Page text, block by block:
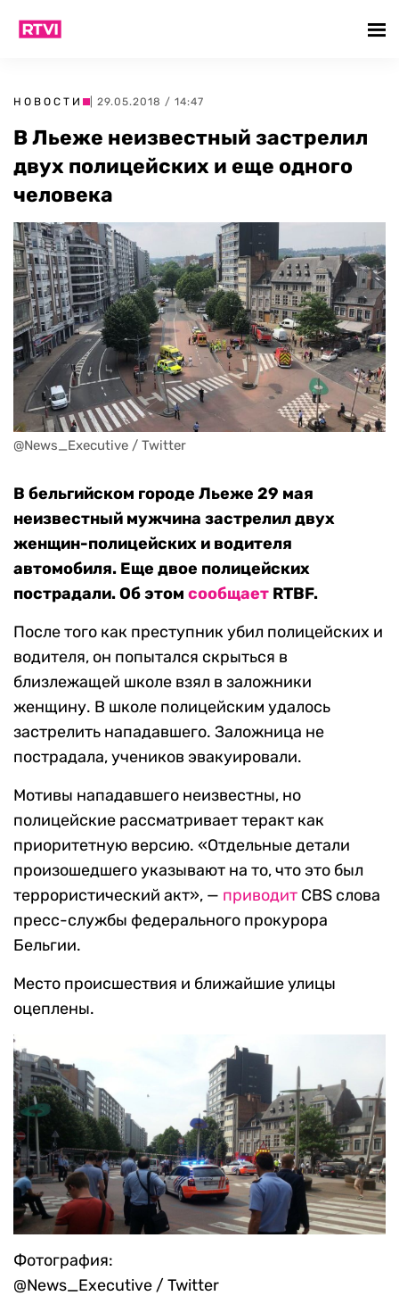
НОВОСТИ | 29.05.2018 / 14:47
В Льеже неизвестный застрелил
двух полицейских и еще одного
человека
@News_Executive / Twitter
В бельгийском городе Льеже 29 мая
неизвестный мужчина застрелил двух
женщин-полицейских и водителя
автомобиля. Еще двое полицейских
пострадали. Об этом сообщает RTBF.
После того как преступник убил полицейских и
водителя, он попытался скрыться в
близлежащей школе взял в заложники
женщину. В школе полицейским удалось
застрелить нападавшего. Заложница не
пострадала, учеников эвакуировали.
Мотивы нападавшего неизвестны, но
полицейские рассматривает теракт как
приоритетную версию. «Отдельные детали
произошедшего указывают на то, что это был
террористический акт», — приводит CBS слова
пресс-службы федерального прокурора
Бельгии.
Место происшествия и ближайшие улицы
оцеплены.
Фотография:
@News_Executive / Twitter